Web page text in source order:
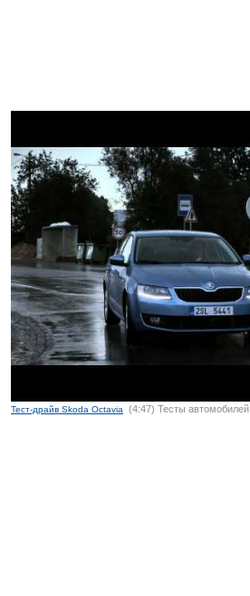
Тест-драйв Skoda Octavia (4:47) Тесты автомобилей